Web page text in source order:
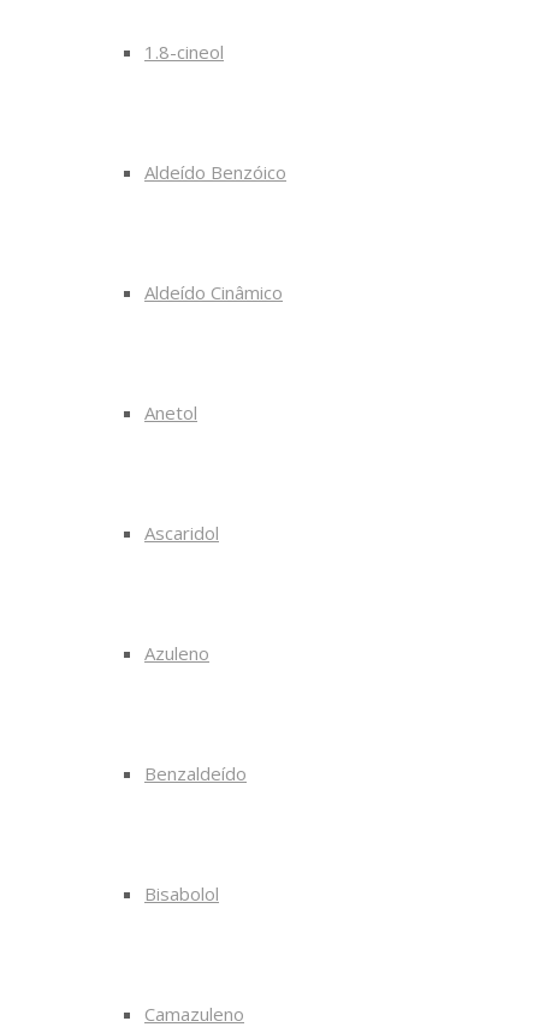
1.8-cineol
Aldeído Benzóico
Aldeído Cinâmico
Anetol
Ascaridol
Azuleno
Benzaldeído
Bisabolol
Camazuleno